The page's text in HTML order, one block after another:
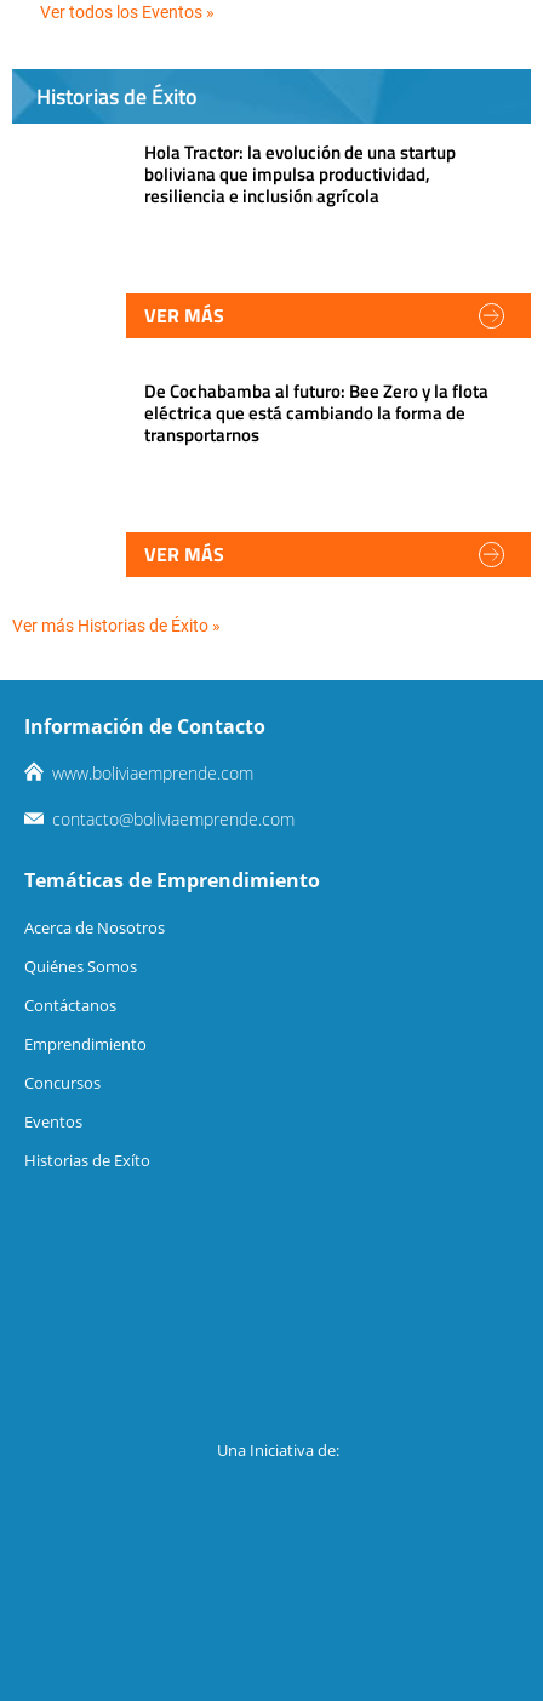
Ver todos los Eventos »
Historias de Éxito
Hola Tractor: la evolución de una startup
boliviana que impulsa productividad,
resiliencia e inclusión agrícola
VER MÁS
De Cochabamba al futuro: Bee Zero y la flota
eléctrica que está cambiando la forma de
transportarnos
VER MÁS
Ver más Historias de Éxito »
Información de Contacto
www.boliviaemprende.com
contacto@boliviaemprende.com
Temáticas de Emprendimiento
Acerca de Nosotros
Quiénes Somos
Contáctanos
Emprendimiento
Concursos
Eventos
Historias de Exíto
Una Iniciativa de: